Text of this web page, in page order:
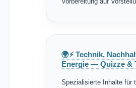
🌍⚡ Technik,
Energie — Quizze &
Spezialisierte Inhalte für